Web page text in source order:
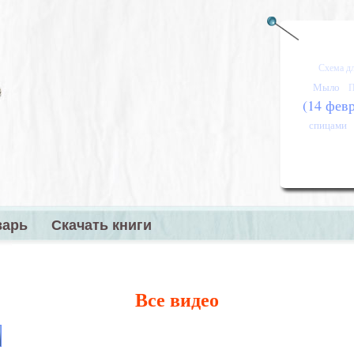
Схема
Мыло
(14
спицами
Скачать книги
Все видео